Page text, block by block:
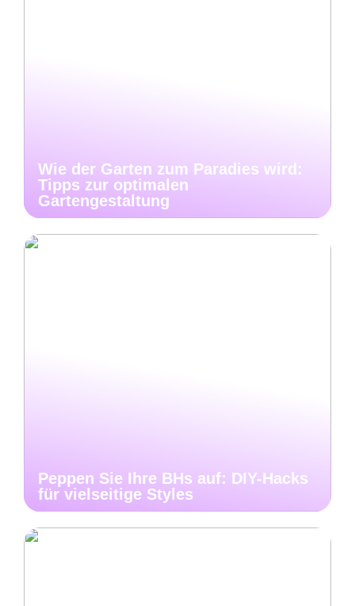
Wie der Garten zum Paradies wird:
Tipps zur optimalen
Gartengestaltung
Peppen Sie Ihre BHs auf: DIY-Hacks
für vielseitige Styles